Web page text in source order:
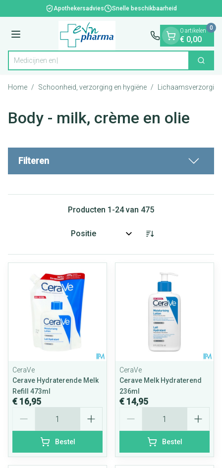
Ga naar de inhoudApothekersadvies Snelle beschikbaarheid
Menu
Product, merk, categorie... Zoek
0 artikelen
€ 0,00
0
Home / Schoonheid, verzorging en hygiëne / Lichaamsverzorging
Body - milk, crème en olie
Filteren
Producten 1 -24van 475
Sorteer op:
CeraVe
Cerave Hydraterende Melk
Refill 473ml
€ 16,95
Bestel
CeraVe
Cerave Melk Hydraterend
236ml
€ 14,95
Bestel